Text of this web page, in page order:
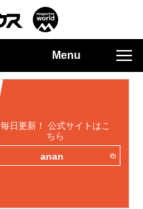
Menu
毎日更新！ 公式サイトはこ
ちら
anan